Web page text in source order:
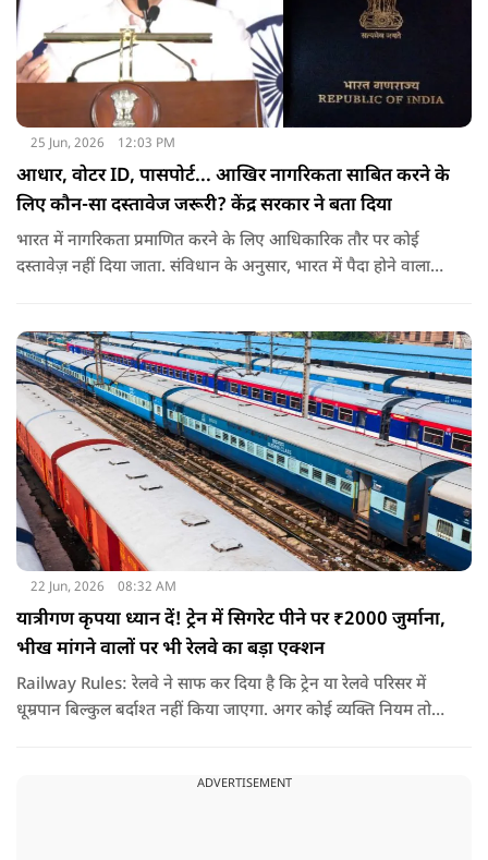
25 Jun, 2026 12:03 PM
आधार, वोटर ID, पासपोर्ट... आखिर नागरिकता साबित करने के
लिए कौन-सा दस्तावेज जरूरी? केंद्र सरकार ने बता दिया
भारत में नागरिकता प्रमाणित करने के लिए आधिकारिक तौर पर कोई
दस्तावेज़ नहीं दिया जाता. संविधान के अनुसार, भारत में पैदा होने वाला
22 Jun, 2026 08:32 AM
यात्रीगण कृपया ध्यान दें! ट्रेन में सिगरेट पीने पर ₹2000 जुर्माना,
भीख मांगने वालों पर भी रेलवे का बड़ा एक्शन
Railway Rules: रेलवे ने साफ कर दिया है कि ट्रेन या रेलवे परिसर में
धूम्रपान बिल्कुल बर्दाश्त नहीं किया जाएगा. अगर कोई व्यक्ति नियम तोड़ते
ADVERTISEMENT